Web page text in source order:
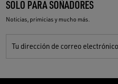
SOLO PARA SOÑADORES
Noticias, primicias y mucho más.
Tu dirección de correo electrónico